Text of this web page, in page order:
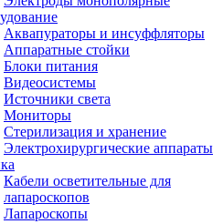
Аквапураторы и инсуффляторы
Аппаратные стойки
Блоки питания
Видеосистемы
Источники света
Мониторы
Стерилизация и хранение
Электрохирургические аппараты
Кабели осветительные для
лапароскопов
Лапароскопы